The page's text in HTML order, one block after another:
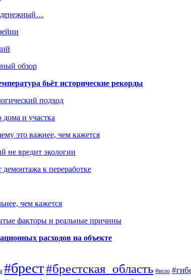
денежный…
обзор
бьёт исторические рекорды
подход
дома и участка
это важнее, чем кажется
не вредит экологии
к переработке
чем кажется
факторы и реальные причины
расходов на объекте
#брест#брестская_область #вело